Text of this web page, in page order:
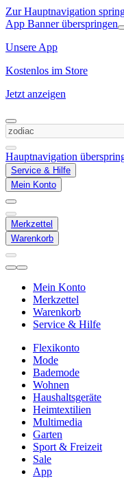
Zur Hauptnavigation
App Banner überspringen
Unsere App
Kostenlos im Store
Jetzt anzeigen
Hauptnavigation
Service & Hilfe
Mein Konto
Merkzettel
Warenkorb
Mein Konto
Merkzettel
Warenkorb
Service & Hilfe
Flexikonto
Mode
Bademode
Wohnen
Haushaltsgeräte
Heimtextilien
Multimedia
Garten
Sport & Freizeit
Sale
App